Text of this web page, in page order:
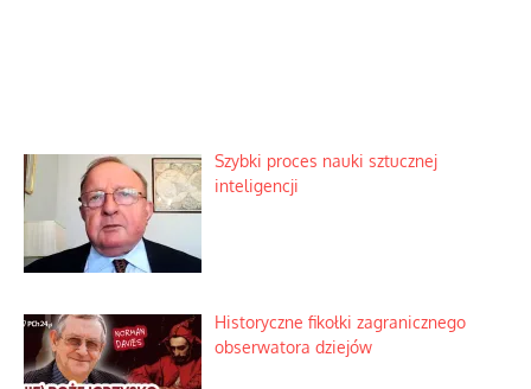
Szybki proces nauki sztucznej
inteligencji
Historyczne fikołki zagranicznego
obserwatora dziejów